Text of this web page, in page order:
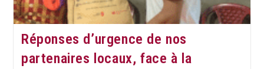
Réponses d’urgence de nos
partenaires locaux, face à la